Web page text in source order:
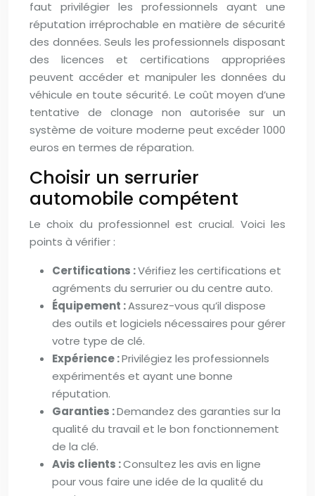
faut privilégier les professionnels ayant une
réputation irréprochable en matière de sécurité
des données. Seuls les professionnels disposant
des licences et certifications appropriées
peuvent accéder et manipuler les données du
véhicule en toute sécurité. Le coût moyen d’une
tentative de clonage non autorisée sur un
système de voiture moderne peut excéder 1000
euros en termes de réparation.
Choisir un serrurier
automobile compétent
Le choix du professionnel est crucial. Voici les
points à vérifier :
Certifications :Vérifiez les certifications et
agréments du serrurier ou du centre auto.
Équipement :Assurez-vous qu’il dispose
des outils et logiciels nécessaires pour gérer
votre type de clé.
Expérience :Privilégiez les professionnels
expérimentés et ayant une bonne
réputation.
Garanties :Demandez des garanties sur la
qualité du travail et le bon fonctionnement
de la clé.
Avis clients :Consultez les avis en ligne
pour vous faire une idée de la qualité du